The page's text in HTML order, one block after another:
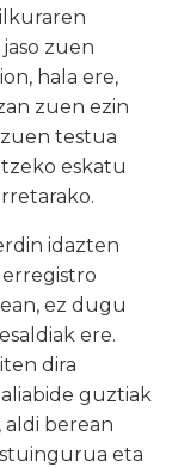
zuen
hala ere,
zuen ezin
testua
eskatu
idazten
ez dugu
ere.
dira
guztiak
aldi berean
eta